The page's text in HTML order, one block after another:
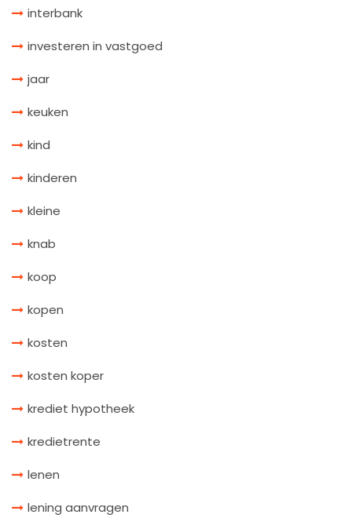
interbank
investeren in vastgoed
jaar
keuken
kind
kinderen
kleine
knab
koop
kopen
kosten
kosten koper
krediet hypotheek
kredietrente
lenen
lening aanvragen